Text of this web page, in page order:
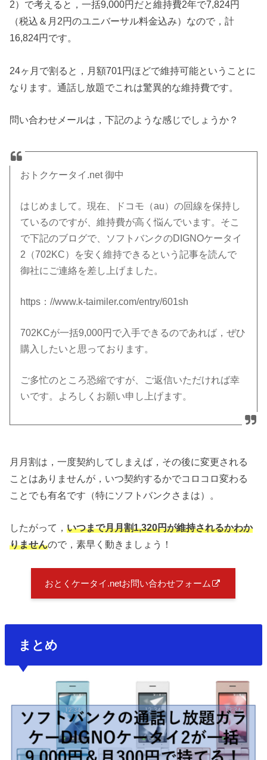
2）で考えると，一括9,000円だと維持費2年で7,824円
（税込＆月2円のユニバーサル料金込み）なので，計
16,824円です。
24ヶ月で割ると，月額701円ほどで維持可能ということに
なります。通話し放題でこれは驚異的な維持費です。
問い合わせメールは，下記のような感じでしょうか？
おトクケータイ.net 御中
はじめまして。現在、ドコモ（au）の回線を保持し
ているのですが、維持費が高く悩んでいます。そこ
で下記のブログで、ソフトバンクのDIGNOケータイ
2（702KC）を安く維持できるという記事を読んで
御社にご連絡を差し上げました。
https：//www.k-taimiler.com/entry/601sh
702KCが一括9,000円で入手できるのであれば，ぜひ
購入したいと思っております。
ご多忙のところ恐縮ですが、ご返信いただければ幸
いです。よろしくお願い申し上げます。
月月割は，一度契約してしまえば，その後に変更される
ことはありませんが，いつ契約するかでコロコロ変わる
ことでも有名です（特にソフトバンクさまは）。
したがって，いつまで月月割1,320円が維持されるかわか
りませんので，素早く動きましょう！
おとくケータイ.netお問い合わせフォーム
まとめ